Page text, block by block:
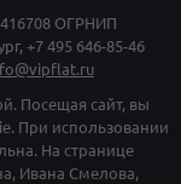
ОГРНИП
+7 495 646-85-46
Посещая сайт, вы
При использовании
На странице
Ивана Смелова,